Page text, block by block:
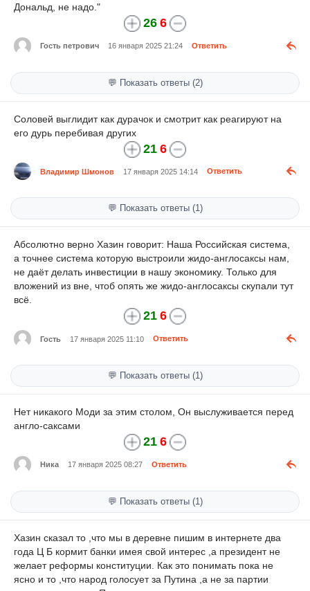
Дональд, не надо."
26 6
Гость петрович 16 января 2025 21:24 Ответить
💬 Показать ответы (2)
Соловей выглидит как дурачок и смотрит как реагируют на
его дурь перебивая других
21 6
Владимир Шмонов 17 января 2025 14:14 Ответить
💬 Показать ответы (1)
Абсолютно верно Хазин говорит: Наша Российская система,
а точнее система которую выстроили жидо-англосаксы нам,
не даёт делать инвестиции в нашу экономику. Только для
вложений из вне, чтоб опять же жидо-англосаксы скупали тут
всё.
21 6
Гость 17 января 2025 11:10 Ответить
💬 Показать ответы (1)
Нет никакого Моди за этим столом, Он выслуживается перед
англо-саксами
21 6
Ника 17 января 2025 08:27 Ответить
💬 Показать ответы (1)
Хазин сказал то ,что мы в деревне пишим в интернете два
года Ц Б кормит банки имея свой интерес ,а президент не
желает реформы конституции. Как это понимать пока не
ясно и то ,что народ голосует за Путина ,а не за партии